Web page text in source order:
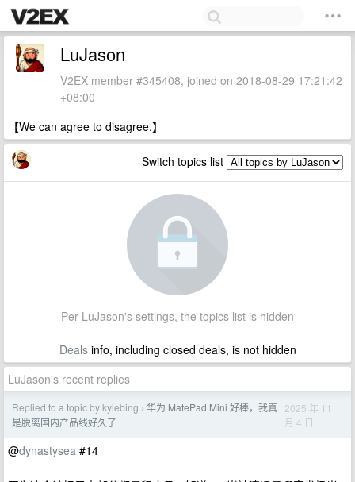
LuJason
V2EX member #345408, joined on 2018-08-29 17:21:42
+08:00
【We can agree to disagree.】
Switch topics list
Per LuJason's settings, the topics list is hidden
Dealsinfo, including closed deals, is not hidden
LuJason's recent replies
Replied to a topic by kylebing › 华为 MatePad Mini 好棒，我真
是脱离国内产品线好久了
2025 年 11
月 4 日
@dynastysea #14